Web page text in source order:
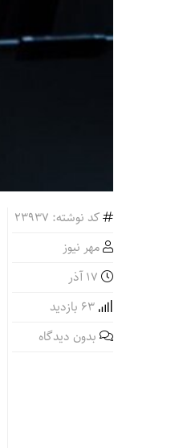
کد نوشته: 23937
مهر نیوز
بدون دیدگاه